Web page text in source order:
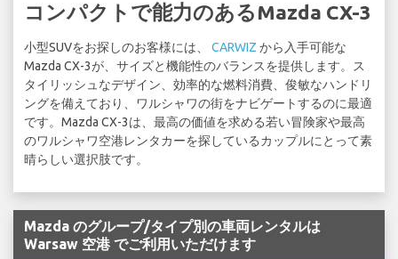
コンパクトで能力のあるMazda CX-3
小型SUVをお探しのお客様には、 CARWIZ から入手可能な
Mazda CX-3が、サイズと機能性のバランスを提供します。ス
タイリッシュなデザイン、効率的な燃料消費、俊敏なハンドリ
ングを備えており、ワルシャワの街をナビゲートするのに最適
です。Mazda CX-3は、最高の価値を求める若い冒険家や最高
のワルシャワ空港レンタカーを探しているカップルにとって素
晴らしい選択肢です。
Mazda のグループ/タイプ別の車両レンタルは
Warsaw 空港 でご利用いただけます